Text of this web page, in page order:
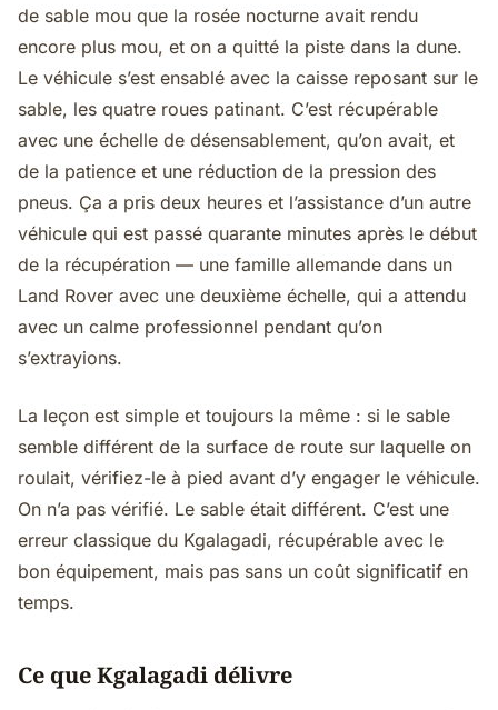
de sable mou que la rosée nocturne avait rendu
encore plus mou, et on a quitté la piste dans la dune.
Le véhicule s’est ensablé avec la caisse reposant sur le
sable, les quatre roues patinant. C’est récupérable
avec une échelle de désensablement, qu’on avait, et
de la patience et une réduction de la pression des
pneus. Ça a pris deux heures et l’assistance d’un autre
véhicule qui est passé quarante minutes après le début
de la récupération — une famille allemande dans un
Land Rover avec une deuxième échelle, qui a attendu
avec un calme professionnel pendant qu’on
s’extrayions.
La leçon est simple et toujours la même : si le sable
semble différent de la surface de route sur laquelle on
roulait, vérifiez-le à pied avant d’y engager le véhicule.
On n’a pas vérifié. Le sable était différent. C’est une
erreur classique du Kgalagadi, récupérable avec le
bon équipement, mais pas sans un coût significatif en
temps.
Ce que Kgalagadi délivre